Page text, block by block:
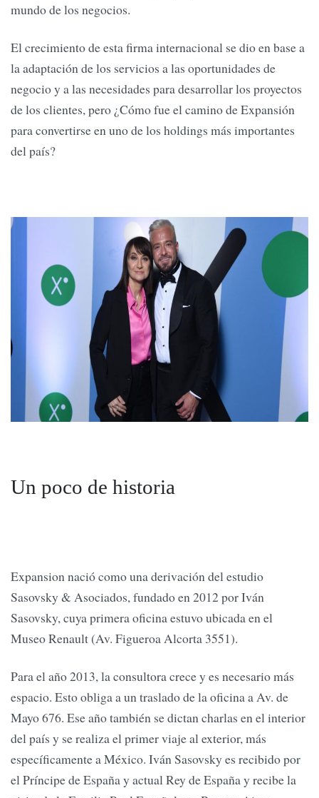
mundo de los negocios.
El crecimiento de esta firma internacional se dio en base a
la adaptación de los servicios a las oportunidades de
negocio y a las necesidades para desarrollar los proyectos
de los clientes, pero ¿Cómo fue el camino de Expansión
para convertirse en uno de los holdings más importantes
del país?
Un poco de historia
Expansion nació como una derivación del estudio
Sasovsky & Asociados, fundado en 2012 por Iván
Sasovsky, cuya primera oficina estuvo ubicada en el
Museo Renault (Av. Figueroa Alcorta 3551).
Para el año 2013, la consultora crece y es necesario más
espacio. Esto obliga a un traslado de la oficina a Av. de
Mayo 676. Ese año también se dictan charlas en el interior
del país y se realiza el primer viaje al exterior, más
específicamente a México. Iván Sasovsky es recibido por
el Príncipe de España y actual Rey de España y recibe la